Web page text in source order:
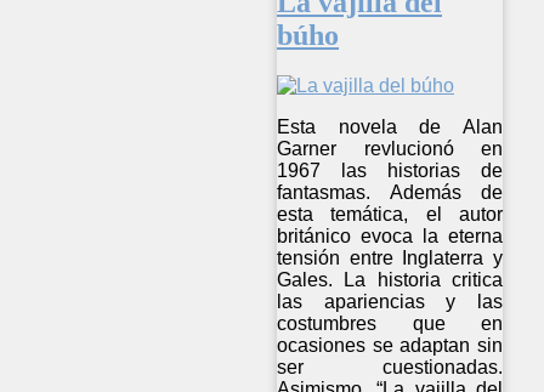
búho
Esta novela de Alan
Garner revlucionó en
1967 las historias de
fantasmas. Además de
esta temática, el autor
británico evoca la eterna
tensión entre Inglaterra y
Gales. La historia critica
las apariencias y las
costumbres que en
ocasiones se adaptan sin
ser cuestionadas.